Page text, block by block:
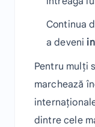
Continua
a deveni
Pentru mulți
marchează
dintre cele